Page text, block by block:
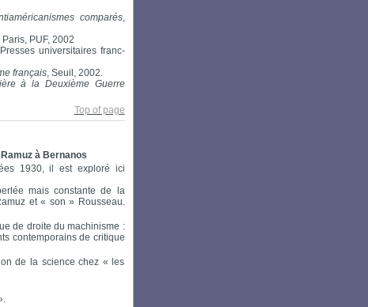
comparés,
Paris, PUF, 2002
universitaires franc-
français, Seuil, 2002.
à la Deuxième Guerre
Top of page
à Bernanos
1930, il est exploré ici
mais constante de la
et « son » Rousseau.
de droite du machinisme :
contemporains de critique
de la science chez « les